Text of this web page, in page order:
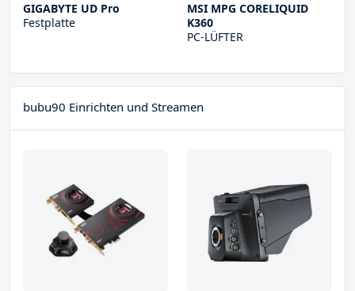
GIGABYTE UD Pro
Festplatte
MSI MPG CORELIQUID
K360
PC-LÜFTER
bubu90 Einrichten und Streamen